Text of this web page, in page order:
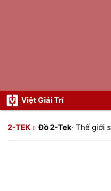
Việt Giải Trí
2-TEK Đồ 2-Tek· Thế giới